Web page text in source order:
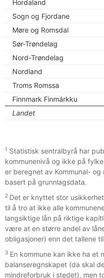
Hordaland
Sogn og Fjordane
Møre og Romsdal
Sør-Trøndelag
Nord-Trøndelag
Nordland
Troms Romssa
Finnmark Finmárkku
Landet
1 Statistisk sentralbyrå har
kommunenivå og ikke på
er beregnet av Kommunal-
basert på grunnlagsdata.
2 Det er knyttet stor
til å tro at ikke alle
langsiktige lån på riktige
være at en større andel av
obligasjoner) enn det tallene
3 En kommune kan ikke ha et
balanseregnskapet (da skal
mindreforbruk i stedet), men